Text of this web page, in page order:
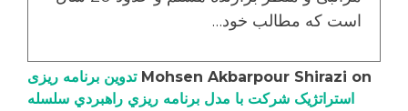
است که مطالب خود…
Mohsen Akbarpour Shirazi on
تدوین برنامه ریزی
استراتژیک شرکت با مدل برنامه ریزي راهبردي سلسله